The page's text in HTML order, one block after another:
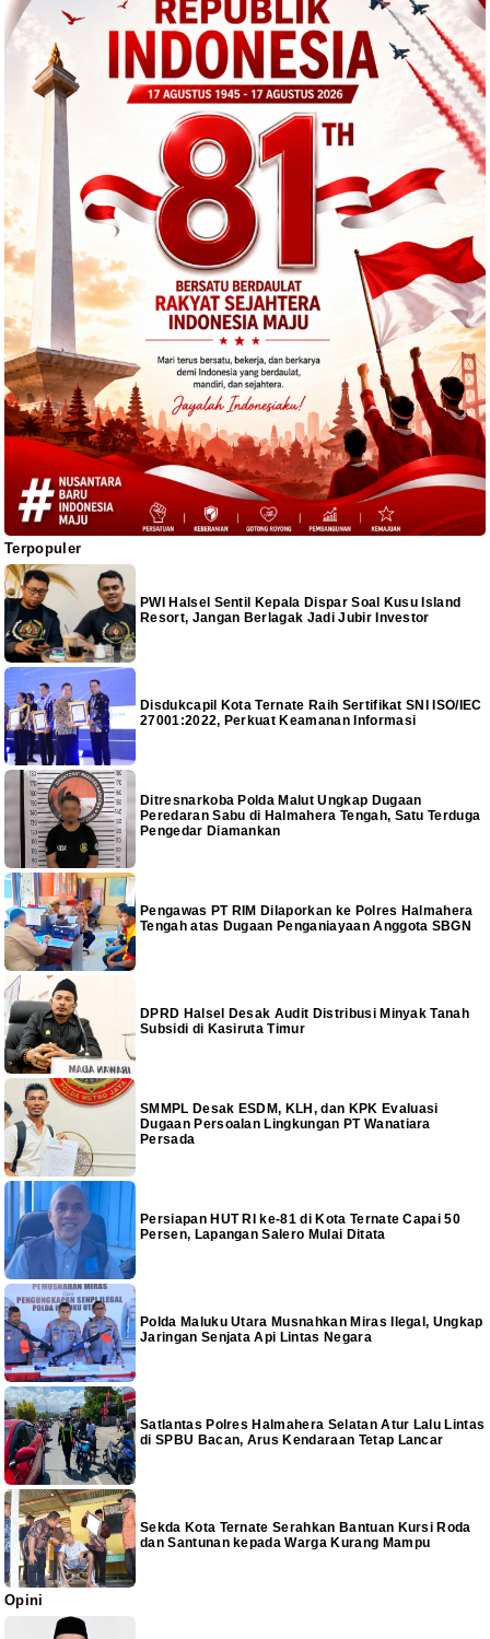
Terpopuler
PWI Halsel Sentil Kepala Dispar Soal Kusu Island
Resort, Jangan Berlagak Jadi Jubir Investor
Disdukcapil Kota Ternate Raih Sertifikat SNI ISO/IEC
27001:2022, Perkuat Keamanan Informasi
Ditresnarkoba Polda Malut Ungkap Dugaan
Peredaran Sabu di Halmahera Tengah, Satu Terduga
Pengedar Diamankan
Pengawas PT RIM Dilaporkan ke Polres Halmahera
Tengah atas Dugaan Penganiayaan Anggota SBGN
DPRD Halsel Desak Audit Distribusi Minyak Tanah
Subsidi di Kasiruta Timur
SMMPL Desak ESDM, KLH, dan KPK Evaluasi
Dugaan Persoalan Lingkungan PT Wanatiara
Persada
Persiapan HUT RI ke-81 di Kota Ternate Capai 50
Persen, Lapangan Salero Mulai Ditata
Polda Maluku Utara Musnahkan Miras Ilegal, Ungkap
Jaringan Senjata Api Lintas Negara
Satlantas Polres Halmahera Selatan Atur Lalu Lintas
di SPBU Bacan, Arus Kendaraan Tetap Lancar
Sekda Kota Ternate Serahkan Bantuan Kursi Roda
dan Santunan kepada Warga Kurang Mampu
Opini